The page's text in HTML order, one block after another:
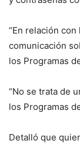
“En relación
comunicación
los Programas
“No se trata de
los Programas
Detalló que